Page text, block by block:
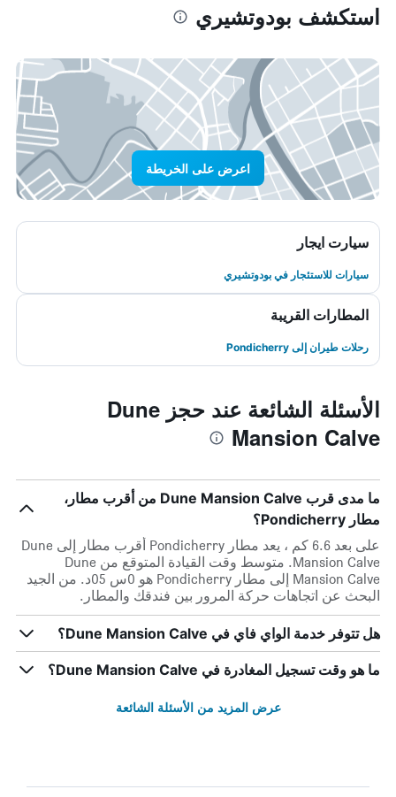
استكشف بودوتشيري
اعرض على الخريطة
سيارت ايجار
سيارات للاستئجار في بودوتشيري
المطارات القريبة
رحلات طيران إلى Pondicherry
الأسئلة الشائعة عند حجز Dune
Mansion Calve
ما مدى قرب Dune Mansion Calve من أقرب مطار،
مطار Pondicherry؟
على بعد 6.6 كم ، يعد مطار Pondicherry أقرب مطار إلى Dune
Mansion Calve. متوسط وقت القيادة المتوقع من Dune
Mansion Calve إلى مطار Pondicherry هو 0س 05د. من الجيد
البحث عن اتجاهات حركة المرور بين فندقك والمطار.
هل تتوفر خدمة الواي فاي في Dune Mansion Calve؟
ما هو وقت تسجيل المغادرة في Dune Mansion Calve؟
عرض المزيد من الأسئلة الشائعة